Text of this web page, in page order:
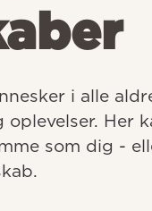
i alle
Her
som dig -